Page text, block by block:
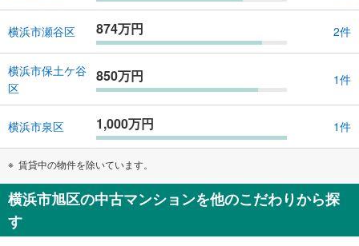
横浜市瀬谷区 874万円 2件
横浜市保土ケ谷
区
850万円 1件
横浜市泉区 1,000万円 1件
賃貸中の物件を除いています。
横浜市旭区の中古マンションを他のこだわりから探
す